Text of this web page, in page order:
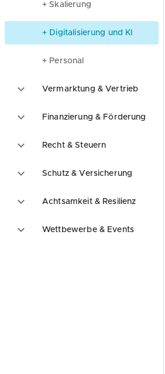
+ Skalierung
+ Digitalisierung und KI
+ Personal
Vermarktung & Vertrieb
Finanzierung & Förderung
Recht & Steuern
Schutz & Versicherung
Achtsamkeit & Resilienz
Wettbewerbe & Events